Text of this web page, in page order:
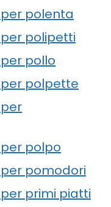
polenta
polipetti
pollo
polpette
polpo
pomodori
primi piatti